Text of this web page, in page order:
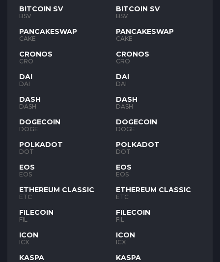
BITCOIN SV
BSV
PANCAKESWAP
CAKE
CRONOS
CRO
DAI
DAI
DASH
DASH
DOGECOIN
DOGE
POLKADOT
DOT
EOS
EOS
ETHEREUM CLASSIC
ETC
FILECOIN
FIL
ICON
ICX
KASPA
BITCOIN SV
BSV
PANCAKESWAP
CAKE
CRONOS
CRO
DAI
DAI
DASH
DASH
DOGECOIN
DOGE
POLKADOT
DOT
EOS
EOS
ETHEREUM CLASSIC
ETC
FILECOIN
FIL
ICON
ICX
KASPA